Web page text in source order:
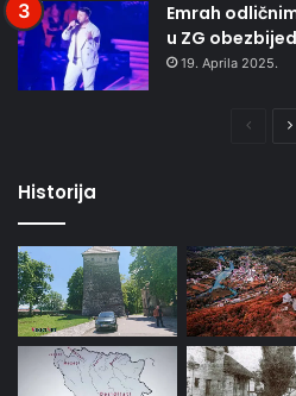
Emrah
u ZG
19. Aprila 2025.
Historija